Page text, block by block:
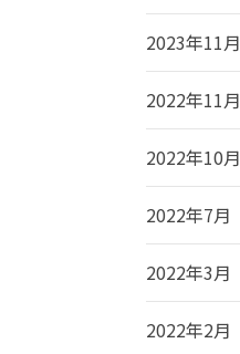
2023年11月
2022年11月
2022年10月
2022年7月
2022年3月
2022年2月